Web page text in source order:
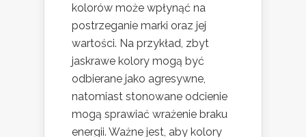
kolorów może wpłynąć na
postrzeganie marki oraz jej
wartości. Na przykład, zbyt
jaskrawe kolory mogą być
odbierane jako agresywne,
natomiast stonowane odcienie
mogą sprawiać wrażenie braku
energii. Ważne jest, aby kolory